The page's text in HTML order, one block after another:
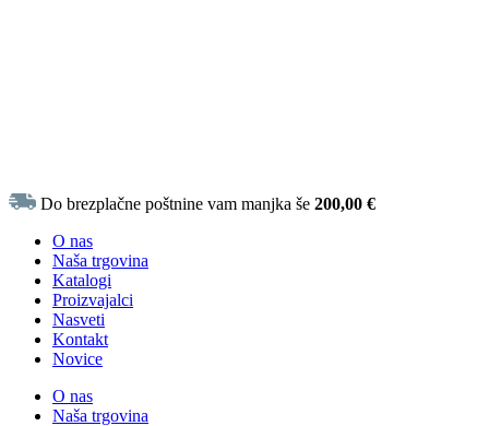
Do brezplačne poštnine vam manjka še200,00€
O nas
Naša trgovina
Katalogi
Proizvajalci
Nasveti
Kontakt
Novice
O nas
Naša trgovina